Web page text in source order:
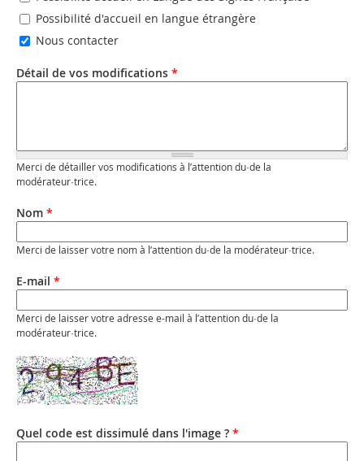
Possibilité d'accueil en langue étrangère
Nous contacter
Détail de vos modifications *
Merci de détailler vos modifications à l’attention du·de la
modérateur·trice.
Nom *
Merci de laisser votre nom à l’attention du·de la modérateur·trice.
E-mail *
Merci de laisser votre adresse e-mail à l’attention du·de la
modérateur·trice.
Quel code est dissimulé dans l'image ? *